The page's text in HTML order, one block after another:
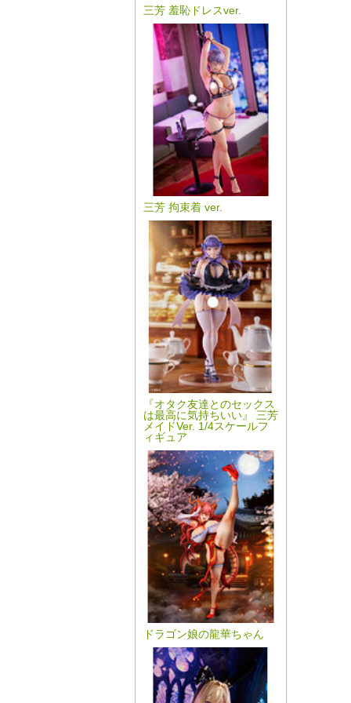
三芳 羞恥ドレスver.
三芳 拘束着 ver.
『オタク友達とのセックス
は最高に気持ちいい』 三芳
メイドVer. 1/4スケールフ
ィギュア
ドラゴン娘の龍華ちゃん